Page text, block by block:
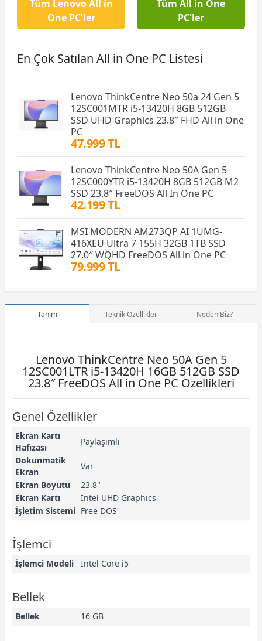
Tüm Lenovo All in
One PC'ler
Tüm All in One
PC'ler
En Çok Satılan All in One PC Listesi
Lenovo ThinkCentre Neo 50a 24 Gen 5
12SC001MTR i5-13420H 8GB 512GB
SSD UHD Graphics 23.8″ FHD All in One
PC
47.999 TL
Lenovo ThinkCentre Neo 50A Gen 5
12SC000YTR i5-13420H 8GB 512GB M2
SSD 23.8″ FreeDOS All In One PC
42.199 TL
MSI MODERN AM273QP AI 1UMG-
416XEU Ultra 7 155H 32GB 1TB SSD
27.0″ WQHD FreeDOS All in One PC
79.999 TL
Tanım Teknik Özellikler Neden Biz?
Lenovo ThinkCentre Neo 50A Gen 5
12SC001LTR i5-13420H 16GB 512GB SSD
23.8″ FreeDOS All in One PC Özellikleri
Genel Özellikler
Ekran Kartı
Hafızası
Paylaşımlı
Dokunmatik
Ekran
Var
Ekran Boyutu
23.8"
Ekran Kartı
Intel UHD Graphics
İşletim Sistemi Free DOS
İşlemci
İşlemci Modeli Intel Core i5
Bellek
Bellek 16 GB